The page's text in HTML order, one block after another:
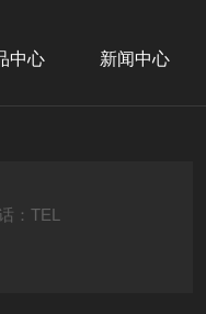
中心 新闻中心
：TEL